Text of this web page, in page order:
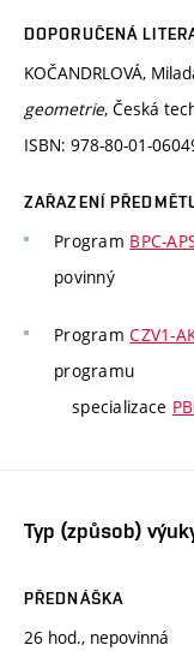
DOPORUČENÁ
KOČANDRLOVÁ,
geometrie, Česká
ISBN: 978-80-01-
ZAŘAZENÍ
Program BPC-
povinný
ProgramCZV1-
programu
specializace
Typ (způsob)
PŘEDNÁŠKA
26 hod., nepovinná